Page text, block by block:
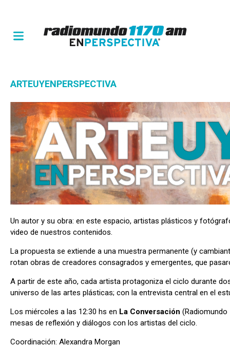
ARTEUYENPERSPECTIVA
Un autor y su obra: en este espacio, artistas plásticos y
video de nuestros contenidos.
La propuesta se extiende a una muestra permanente (y
rotan obras de creadores consagrados y emergentes, que
A partir de este año, cada artista protagoniza el ciclo durante
universo de las artes plásticas; con la entrevista central en el
Los miércoles a las 12:30 hs en La Conversación
mesas de reflexión y diálogos con los artistas del ciclo.
Coordinación: Alexandra Morgan